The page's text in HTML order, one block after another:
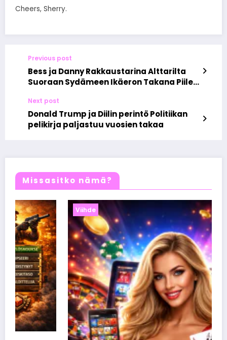
Cheers, Sherry.
Previous post
Bess ja Danny Rakkaustarina Alttarilta
Suoraan Sydämeen Ikäeron Takana Piilee
Next post
Donald Trump ja Diilin perintö Politiikan
pelikirja paljastuu vuosien takaa
Missasitko nämä?
Viihde